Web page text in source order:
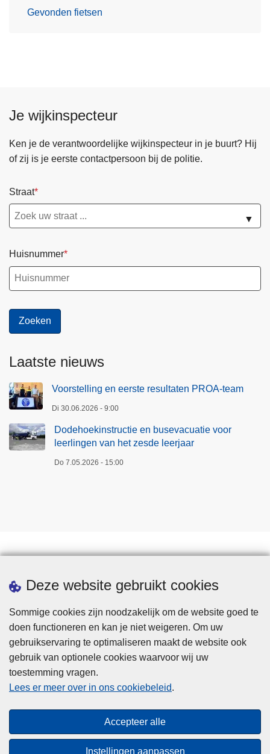
Deze website gebruikt cookies
Sommige cookies zijn noodzakelijk om de website goed te
doen functioneren en kan je niet weigeren. Om uw
gebruikservaring te optimaliseren maakt de website ook
gebruik van optionele cookies waarvoor wij uw
toestemming vragen.
Lees er meer over in ons cookiebeleid.
Accepteer alle
Instellingen aanpassen
Gevonden fietsen
Je wijkinspecteur
Ken je de verantwoordelijke wijkinspecteur in je buurt? Hij
of zij is je eerste contactpersoon bij de politie.
Straat
▼
Huisnummer
Laatste nieuws
Voorstelling en eerste resultaten PROA-team
Di 30.06.2026 - 9:00
Dodehoekinstructie en busevacuatie voor
leerlingen van het zesde leerjaar
Do 7.05.2026 - 15:00
Privacy
Cookies
Toegankelijkheid